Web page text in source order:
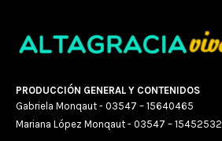
PRODUCCIÓN GENERAL Y CONTENIDOS
Gabriela Monqaut - 03547 – 15640465
Mariana López Monqaut - 03547 – 15452532